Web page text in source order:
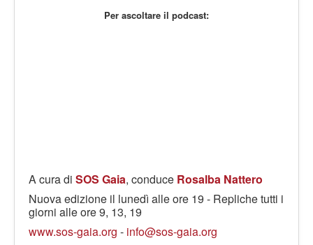
Per ascoltare il podcast:
A cura di SOS Gaia, conduce Rosalba Nattero
Nuova edizione il lunedì alle ore 19 - Repliche tutti i
giorni alle ore 9, 13, 19
www.sos-gaia.org - info@sos-gaia.org